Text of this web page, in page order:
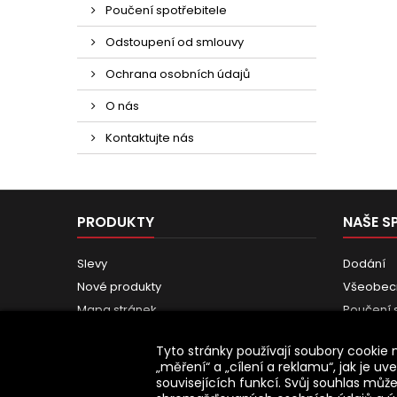
Poučení spotřebitele
Odstoupení od smlouvy
Ochrana osobních údajů
O nás
Kontaktujte nás
PRODUKTY
Slevy
Nové produkty
Mapa stránek
NAŠE
Dodání
Poučení
Ochrana
O nás
Tyto stránky používají soubory
„měření“ a „cílení a reklamu“, jak je
souvisejících funkcí. Svůj souhlas